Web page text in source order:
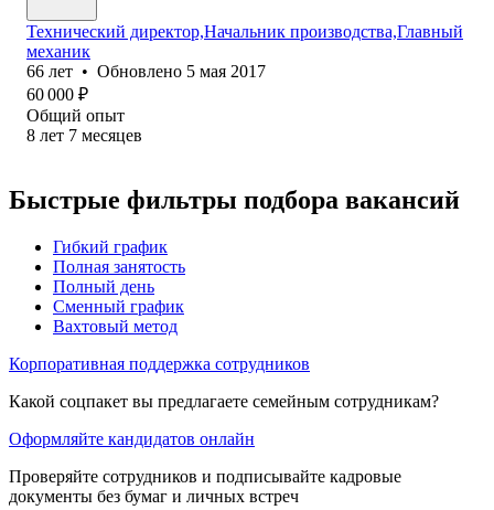
Технический директор,Начальник производства,Главный
механик
66 лет • Обновлено 5 мая 2017
60 000 ₽
Общий опыт
8 лет 7 месяцев
Быстрые фильтры подбора вакансий
Гибкий график
Полная занятость
Полный день
Сменный график
Вахтовый метод
Корпоративная поддержка сотрудников
Какой соцпакет вы предлагаете семейным сотрудникам?
Оформляйте кандидатов онлайн
Проверяйте сотрудников и подписывайте кадровые
документы без бумаг и личных встреч